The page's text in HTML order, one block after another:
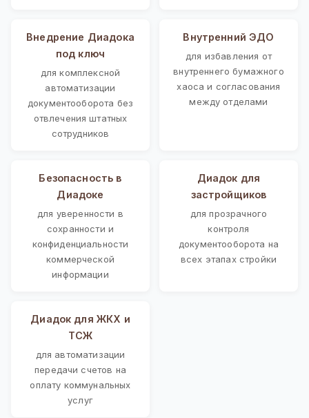
Внедрение Диадока
под ключ
для комплексной
автоматизации
документооборота без
отвлечения штатных
сотрудников
Внутренний ЭДО
для избавления от
внутреннего бумажного
хаоса и согласования
между отделами
Безопасность в
Диадоке
для уверенности в
сохранности и
конфиденциальности
коммерческой
информации
Диадок для
застройщиков
для прозрачного
контроля
документооборота на
всех этапах стройки
Диадок для ЖКХ и
ТСЖ
для автоматизации
передачи счетов на
оплату коммунальных
услуг